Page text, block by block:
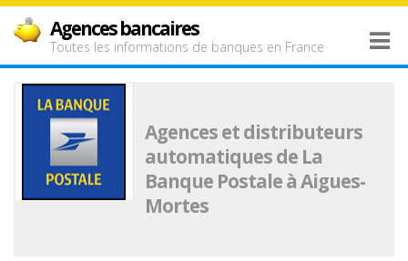
Agences bancaires
Toutes les informations de banques en France
Agences et distributeurs
automatiques de La
Banque Postale à Aigues-
Mortes